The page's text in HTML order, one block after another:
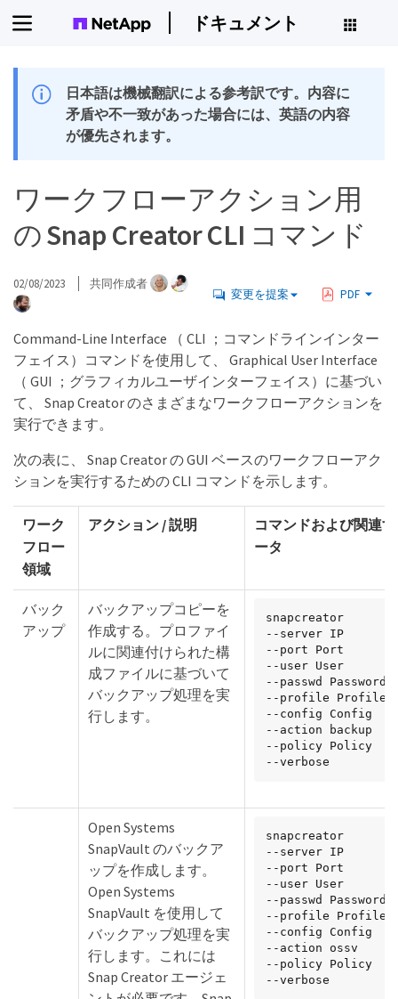
ドキュメント
日本語は機械翻訳による参考訳です。内容に
矛盾や不一致があった場合には、英語の内容
が優先されます。
ワークフローアクション用
の Snap Creator CLI コマンド
02/08/2023 共同作成者
変更を提案 PDF
Command-Line Interface （ CLI ；コマンドラインインター
フェイス）コマンドを使用して、 Graphical User Interface
（ GUI ；グラフィカルユーザインターフェイス）に基づい
て、 Snap Creator のさまざまなワークフローアクションを
実行できます。
次の表に、 Snap Creator の GUI ベースのワークフローアク
ションを実行するための CLI コマンドを示します。
ワーク
フロー
領域
アクション / 説明
コマンドおよび関連
ータ
バック
アップ
バックアップコピーを
作成する。プロファイ
ルに関連付けられた構
成ファイルに基づいて
バックアップ処理を実
行します。
snapcreator
--server IP
--port Port
--user User
--passwd Password
--profile Profile
--config Config
--action backup
--policy Policy
--verbose
Open Systems
SnapVault のバックア
ップを作成します。
Open Systems
SnapVault を使用して
バックアップ処理を実
行します。これには
Snap Creator エージェ
snapcreator
--server IP
--port Port
--user User
--passwd Password
--profile Profile
--config Config
--action ossv
--policy Policy
--verbose